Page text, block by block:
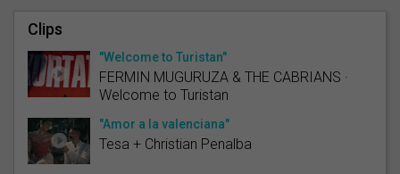
Clips
"Welcome to Turistan"
FERMIN MUGURUZA & THE CABRIANS ·
Welcome to Turistan
"Amor a la valenciana"
Tesa + Christian Penalba